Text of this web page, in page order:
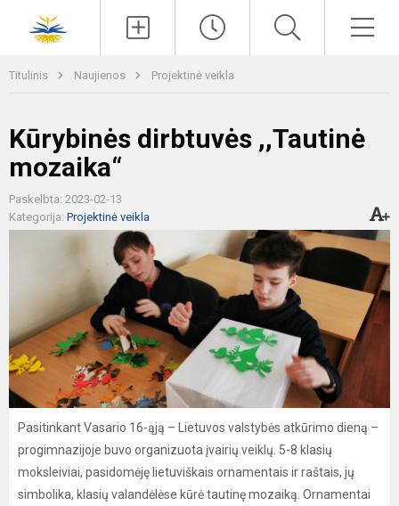
Titulinis Naujienos Projektinė veikla
Kūrybinės dirbtuvės ,,Tautinė
mozaika“
Paskelbta: 2023-02-13
Kategorija: Projektinė veikla
Pasitinkant Vasario 16-ąją – Lietuvos valstybės atkūrimo dieną –
progimnazijoje buvo organizuota įvairių veiklų. 5-8 klasių
moksleiviai, pasidomėję lietuviškais ornamentais ir raštais, jų
simbolika, klasių valandėlėse kūrė tautinę mozaiką. Ornamentai